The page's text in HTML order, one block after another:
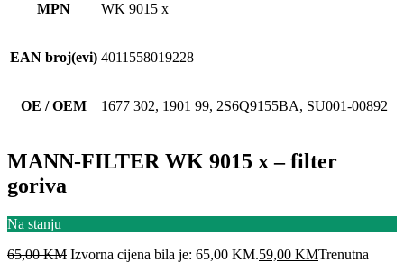
MPN WK 9015 x
EAN broj(evi) 4011558019228
OE / OEM 1677 302, 1901 99, 2S6Q9155BA, SU001-00892
MANN-FILTER WK 9015 x – filter
goriva
Na stanju
65,00KM Izvorna cijena bila je: 65,00 KM.59,00 KMTrenutna